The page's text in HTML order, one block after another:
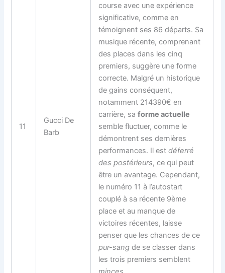
11
Gucci De
Barb
course avec une expérience
significative, comme en
témoignent ses 86 départs. Sa
musique récente, comprenant
des places dans les cinq
premiers, suggère une forme
correcte. Malgré un historique
de gains conséquent,
notamment 214390€ en
carrière, saforme actuelle
semble fluctuer, comme le
démontrent ses dernières
performances. Il estdéferré
des postérieurs, ce qui peut
être un avantage. Cependant,
le numéro 11 à l’autostart
couplé à sa récente 9ème
place et au manque de
victoires récentes, laisse
penser que les chances de ce
pur-sang de se classer dans
les trois premiers semblent